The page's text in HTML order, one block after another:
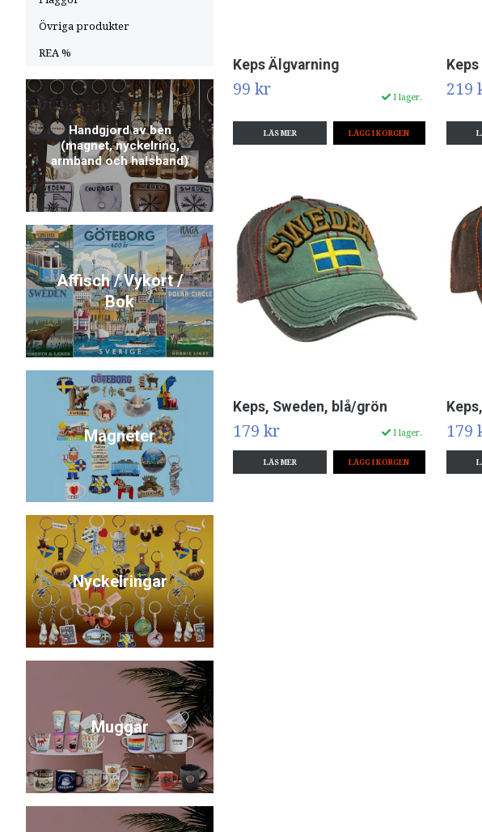
Övriga produkter
REA %
Handgjord av ben
(magnet, nyckelring,
armband och halsband)
Affisch / Vykort /
Bok
Magneter
Nyckelringar
Muggar
Keps Älgvarning
99 kr I lager.
LÄS MER
219
Keps, Sweden, blå/grön
179 kr I lager.
LÄS MER
179